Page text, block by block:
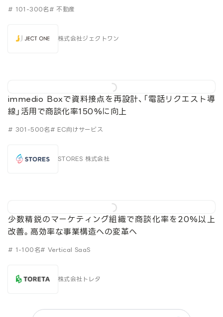
# 101-300名# 不動産
株式会社ジェクトワン
immedio Boxで資料接点を再設計、「電話リクエスト導
線」活用で商談化率150%に向上
# 301-500名# EC向けサービス
STORES 株式会社
少数精鋭のマーケティング組織で商談化率を20%以上
改善。高効率な事業構造への変革へ
# 1-100名# Vertical SaaS
株式会社トレタ